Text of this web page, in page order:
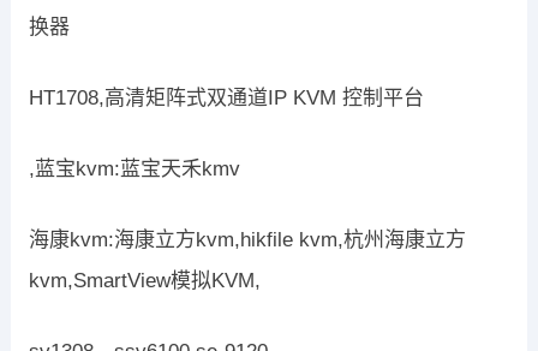
换器
HT1708,高清矩阵式双通道IP KVM 控制平台
,蓝宝kvm:蓝宝天禾kmv
海康kvm:海康立方kvm,hikfile kvm,杭州海康立方
kvm,SmartView模拟KVM,